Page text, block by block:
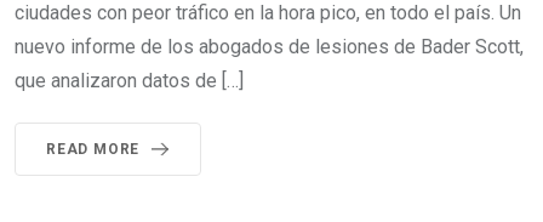
ciudades con peor tráfico en la hora pico, en todo el país. Un
nuevo informe de los abogados de lesiones de Bader Scott,
que analizaron datos de […]
READ MORE